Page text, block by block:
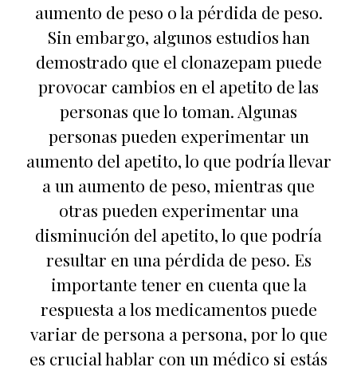
aumento de peso o la pérdida de peso.
Sin embargo, algunos estudios han
demostrado que el clonazepam puede
provocar cambios en el apetito de las
personas que lo toman. Algunas
personas pueden experimentar un
aumento del apetito, lo que podría llevar
a un aumento de peso, mientras que
otras pueden experimentar una
disminución del apetito, lo que podría
resultar en una pérdida de peso. Es
importante tener en cuenta que la
respuesta a los medicamentos puede
variar de persona a persona, por lo que
es crucial hablar con un médico si estás